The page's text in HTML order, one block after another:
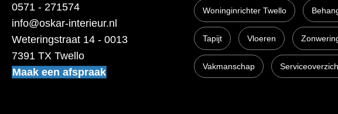
0571 - 271574
info@oskar-interieur.nl
Weteringstraat 14 - 0013
7391 TX Twello
Maak een afspraak
Woninginrichter Twello
Tapijt Vloeren
Vakmanschap